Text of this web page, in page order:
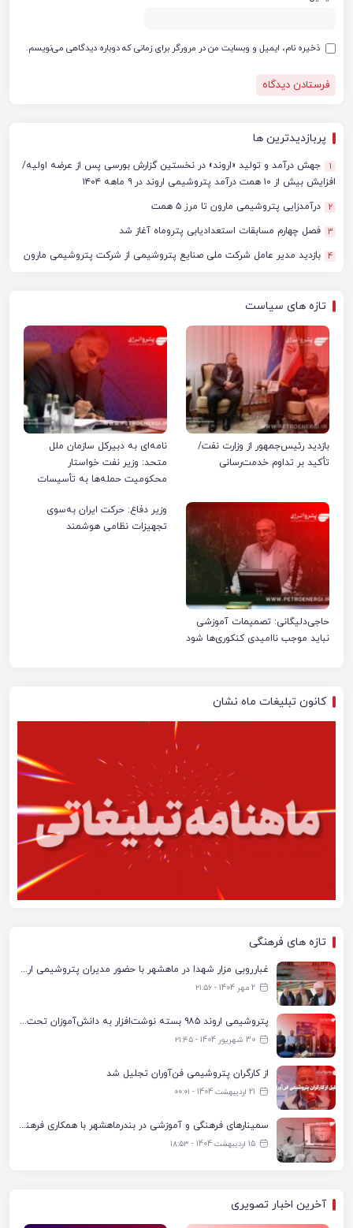
ذخیره نام، ایمیل و وبسایت من در مرورگر برای زمانی که دوباره دیدگاهی می‌نویسم.
پربازدیدترین ها
1
جهش درآمد و تولید «اروند» در نخستین گزارش بورسی پس از عرضه اولیه/
افزایش بیش از ۱۰ همت درآمد پتروشیمی اروند در ۹ ماهه ۱۴۰۴
2 درآمدزایی پتروشیمی مارون تا مرز ۵ همت
3 فصل چهارم مسابقات استعدادیابی پتروماه آغاز شد
4 بازدید مدیر عامل شرکت ملی صنایع پتروشیمی از شرکت پتروشیمی مارون
تازه های سیاست
بازدید رئیس‌جمهور از وزارت نفت/
تأکید بر تداوم خدمت‌رسانی
نامه‌ای به دبیرکل سازمان ملل
متحد: وزیر نفت خواستار
محکومیت حمله‌ها به تأسیسات
حاجی‌دلیگانی: تصمیمات آموزشی
نباید موجب ناامیدی کنکوری‌ها شود
وزیر دفاع: حرکت ایران به‌سوی
تجهیزات نظامی هوشمند
کانون تبلیغات ماه نشان
تازه های فرهنگی
غبارروبی مزار شهدا در ماهشهر با حضور مدیران پتروشیمی اروند و مسئولان شهری
2 مهر 1404 - ۲۱:۵۶
پتروشیمی اروند ۹۸۵ بسته نوشت‌افزار به دانش‌آموزان تحت پوشش کمیته امداد بندرماهشهر اهدا کرد
30 شهریور 1404 - ۲۱:۴۵
از کارگران پتروشیمی فن‌آوران تجلیل شد
21 اردیبهشت 1404 - ۰۰:۰۱
سمینارهای فرهنگی و آموزشی در بندرماهشهر با همکاری فرهنگ‌سرای پتروشیمی مارون
15 اردیبهشت 1404 - ۱۸:۵۳
آخرین اخبار تصویری